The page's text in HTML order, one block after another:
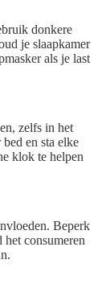
donkere
je slaapkamer
als je last
zelfs in het
en sta elke
klok te helpen
Beperk
consumeren